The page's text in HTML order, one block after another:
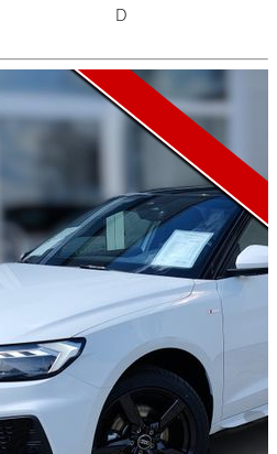
D
Aktionsmodell